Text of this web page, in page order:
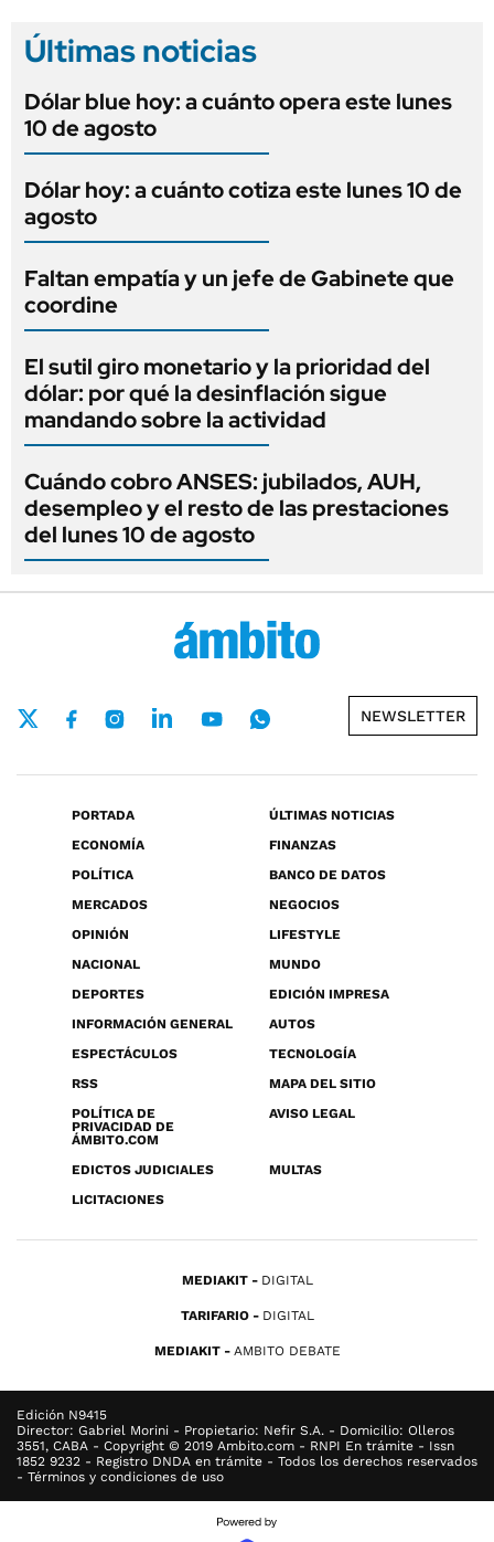
Últimas noticias
Dólar blue hoy: a cuánto opera este lunes
10 de agosto
Dólar hoy: a cuánto cotiza este lunes 10 de
agosto
Faltan empatía y un jefe de Gabinete que
coordine
El sutil giro monetario y la prioridad del
dólar: por qué la desinflación sigue
mandando sobre la actividad
Cuándo cobro ANSES: jubilados, AUH,
desempleo y el resto de las prestaciones
del lunes 10 de agosto
NEWSLETTER
PORTADA
ÚLTIMAS NOTICIAS
ECONOMÍA
FINANZAS
POLÍTICA
BANCO DE DATOS
MERCADOS
NEGOCIOS
OPINIÓN
LIFESTYLE
NACIONAL
MUNDO
DEPORTES
EDICIÓN IMPRESA
INFORMACIÓN GENERAL
AUTOS
ESPECTÁCULOS
TECNOLOGÍA
RSS
MAPA DEL SITIO
POLÍTICA DE
PRIVACIDAD DE
ÁMBITO.COM
AVISO LEGAL
EDICTOS JUDICIALES
MULTAS
LICITACIONES
MEDIAKIT DIGITAL
TARIFARIO DIGITAL
MEDIAKIT AMBITO DEBATE
Edición N9415
Director: Gabriel Morini - Propietario: Nefir S.A. - Domicilio: Olleros
3551, CABA - Copyright © 2019 Ambito.com - RNPI En trámite - Issn
1852 9232 - Registro DNDA en trámite - Todos los derechos reservados
- Términos y condiciones de uso